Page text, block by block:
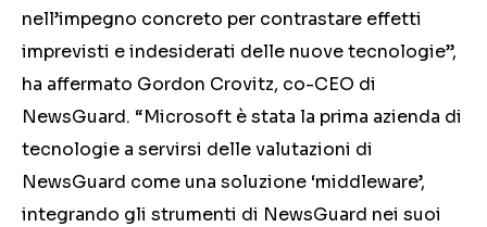
nell’impegno concreto per contrastare effetti
imprevisti e indesiderati delle nuove tecnologie”,
ha affermato Gordon Crovitz, co-CEO di
NewsGuard. “Microsoft è stata la prima azienda di
tecnologie a servirsi delle valutazioni di
NewsGuard come una soluzione ‘middleware’,
integrando gli strumenti di NewsGuard nei suoi